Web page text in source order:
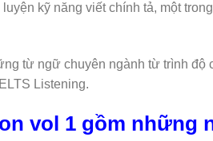
kỹ năng viết chính tả, một
từ ngữ chuyên ngành từ trình
Listening.
vol 1 gồm những